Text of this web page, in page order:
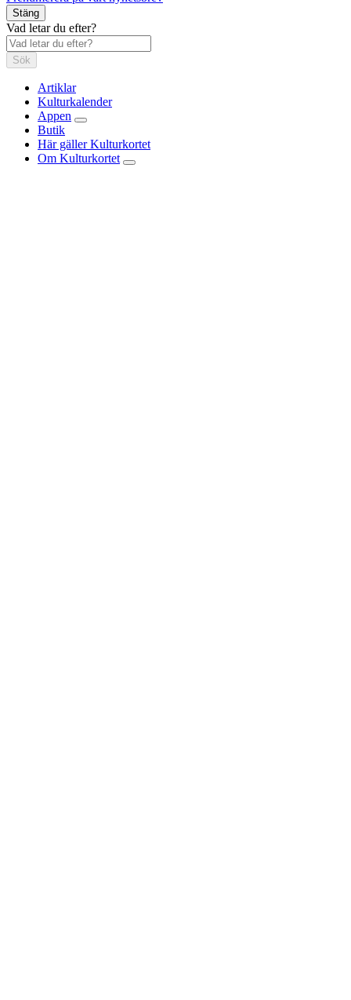
Stäng
Vad letar du efter?
Sök
Artiklar
Kulturkalender
Appen
Butik
Här gäller Kulturkortet
Om Kulturkortet